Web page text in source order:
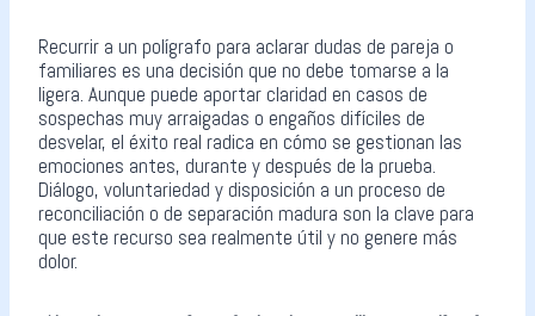
Recurrir a un polígrafo para aclarar dudas de pareja o
familiares es una decisión que no debe tomarse a la
ligera. Aunque puede aportar claridad en casos de
sospechas muy arraigadas o engaños difíciles de
desvelar, el éxito real radica en cómo se gestionan las
emociones antes, durante y después de la prueba.
Diálogo, voluntariedad y disposición a un proceso de
reconciliación o de separación madura son la clave para
que este recurso sea realmente útil y no genere más
dolor.